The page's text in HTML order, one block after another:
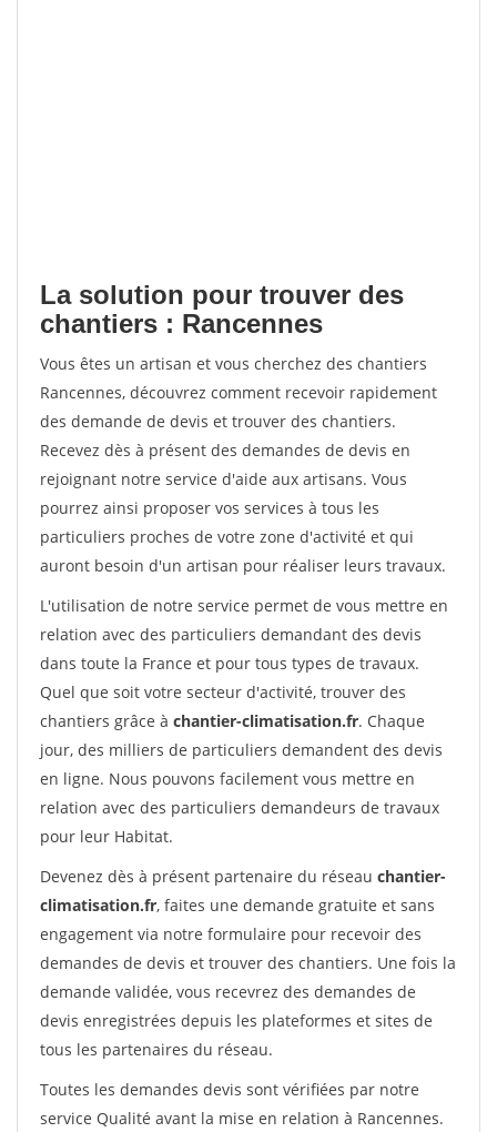
La solution pour trouver des
chantiers : Rancennes
Vous êtes un artisan et vous cherchez des chantiers
Rancennes, découvrez comment recevoir rapidement
des demande de devis et trouver des chantiers.
Recevez dès à présent des demandes de devis en
rejoignant notre service d'aide aux artisans. Vous
pourrez ainsi proposer vos services à tous les
particuliers proches de votre zone d'activité et qui
auront besoin d'un artisan pour réaliser leurs travaux.
L'utilisation de notre service permet de vous mettre en
relation avec des particuliers demandant des devis
dans toute la France et pour tous types de travaux.
Quel que soit votre secteur d'activité, trouver des
chantiers grâce à chantier-climatisation.fr. Chaque
jour, des milliers de particuliers demandent des devis
en ligne. Nous pouvons facilement vous mettre en
relation avec des particuliers demandeurs de travaux
pour leur Habitat.
Devenez dès à présent partenaire du réseau chantier-
climatisation.fr, faites une demande gratuite et sans
engagement via notre formulaire pour recevoir des
demandes de devis et trouver des chantiers. Une fois la
demande validée, vous recevrez des demandes de
devis enregistrées depuis les plateformes et sites de
tous les partenaires du réseau.
Toutes les demandes devis sont vérifiées par notre
service Qualité avant la mise en relation à Rancennes.